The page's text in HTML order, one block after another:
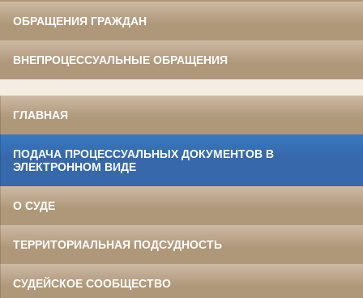
ОБРАЩЕНИЯ ГРАЖДАН
ВНЕПРОЦЕССУАЛЬНЫЕ ОБРАЩЕНИЯ
ГЛАВНАЯ
ПОДАЧА ПРОЦЕССУАЛЬНЫХ ДОКУМЕНТОВ В
ЭЛЕКТРОННОМ ВИДЕ
О СУДЕ
ТЕРРИТОРИАЛЬНАЯ ПОДСУДНОСТЬ
СУДЕЙСКОЕ СООБЩЕСТВО